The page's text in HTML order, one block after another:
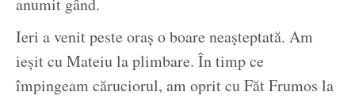
anumit gând.
Ieri a venit peste oraș o boare neașteptată. Am
ieșit cu Mateiu la plimbare. În timp ce
împingeam căruciorul, am oprit cu Făt Frumos la